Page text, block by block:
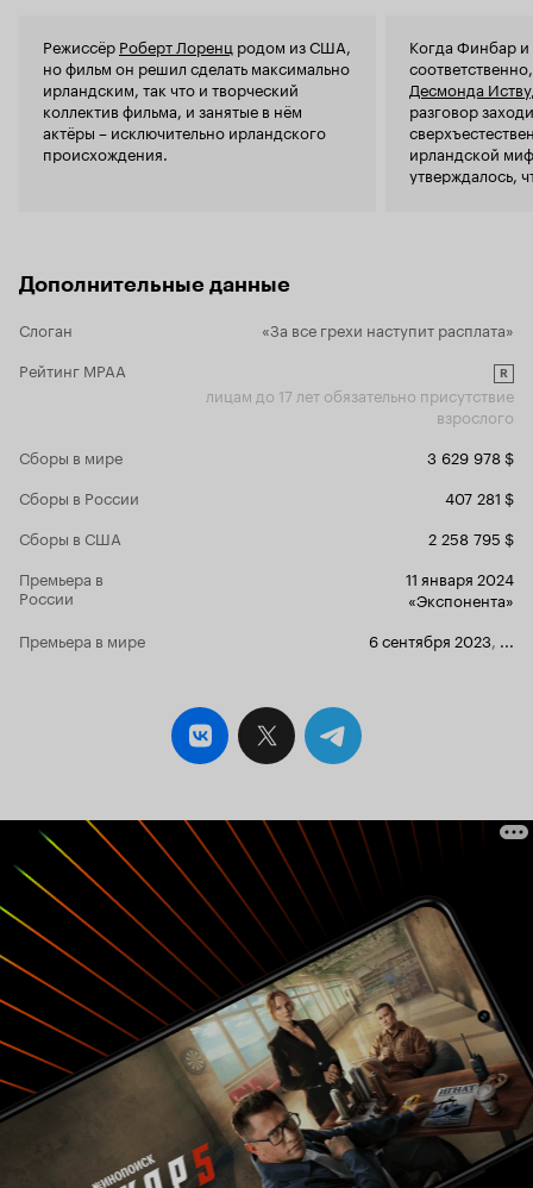
впечатление недоработанного и лишенного
уникальности. Он может заинтересовать
исключительно фанатов Нисона, но для
широкой аудитории вряд ли станет чем-то
запоминающимся.
всему,
выбивают
смотреть.
прям
этом фильме. Актеры и их харизма
является
конфликт и
отца в
просто
чего, нам до
чтобы
тоже ждать
Режиссёр Роберт Лоренц родом из США,
но фильм он решил сделать максимально
ирландским, так что и творческий
коллектив фильма, и занятые в нём
актёры – исключительно ирландского
происхождения.
Когда Финбар
Десмонда
разговор
ирландской
утверждалось,
названием
Дополнительные данные
Слоган
«За все грехи наступит расплата»
Рейтинг MPAA
R
лицам до 17 лет обязательно присутствие
взрослого
Сборы в мире
3 629 978 $
Сборы в России
407 281 $
Сборы в США
2 258 795 $
Премьера в
России
11 января 2024
«Экспонента»
Премьера в мире
6 сентября 2023